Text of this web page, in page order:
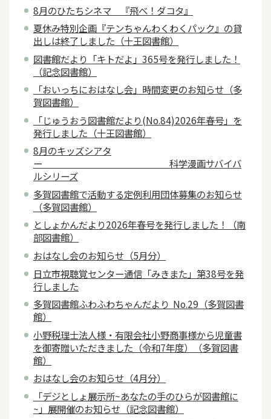
8月のひたちシネマ 『飛べ！ダコタ』
夏休み特別企画『テンちゃんわくわくパック』の貸
出しは終了しました（十王図書館）
図書館だより「キトだよ」365号を発行しました！
（記念図書館）
「おいっちにおはなし会」時間変更のお知らせ（多
賀図書館）
「じゅうおう図書館だより(No.84)2026年春号」を
発行しました（十王図書館）
8月のキッズシアタ
ー 科学漫画サバイバ
ルシリーズ
多賀図書館で活動する定例利用団体募集のお知らせ
（多賀図書館）
としょかんだより2026年春号を発行しました！（南
部図書館）
おはなし会のお知らせ（5月分）
日立市視聴覚センター通信「みきまた」第38号を発
行しました
多賀図書館ふわふわちゃんだより No.29（多賀図書
館）
小野税理士法人様・有限会社小野商事様から児童書
を御寄贈いただきました（令和7年度）（多賀図書
館）
おはなし会のお知らせ（4月分）
「デジとしょ展示所~あなたの手のひらが図書館に
~」展開催のお知らせ（記念図書館）